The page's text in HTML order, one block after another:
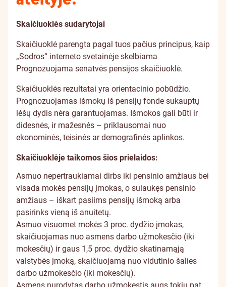
Skaičiuoklės sudarytojai
Skaičiuoklė parengta pagal tuos pačius principus, kaip
„Sodros“ interneto svetainėje skelbiama
Prognozuojama senatvės pensijos skaičiuoklė.
Skaičiuoklės rezultatai yra orientacinio pobūdžio.
Prognozuojamas išmokų iš pensijų fonde sukauptų
lėšų dydis nėra garantuojamas. Išmokos gali būti ir
didesnės, ir mažesnės – priklausomai nuo
ekonominės, teisinės ar demografinės aplinkos.
Skaičiuoklėje taikomos šios prielaidos:
Asmuo nepertraukiamai dirbs iki pensinio amžiaus bei
visada mokės pensijų įmokas, o sulaukęs pensinio
amžiaus – iškart pasiims pensijų išmoką arba
pasirinks vieną iš anuitetų.
Asmuo visuomet mokės 3 proc. dydžio įmokas,
skaičiuojamas nuo asmens darbo užmokesčio (iki
mokesčių) ir gaus 1,5 proc. dydžio skatinamąją
valstybės įmoką, skaičiuojamą nuo vidutinio šalies
darbo užmokesčio (iki mokesčių).